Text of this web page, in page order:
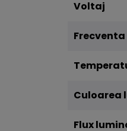
Voltaj
Frecventa
Culoarea
Flux